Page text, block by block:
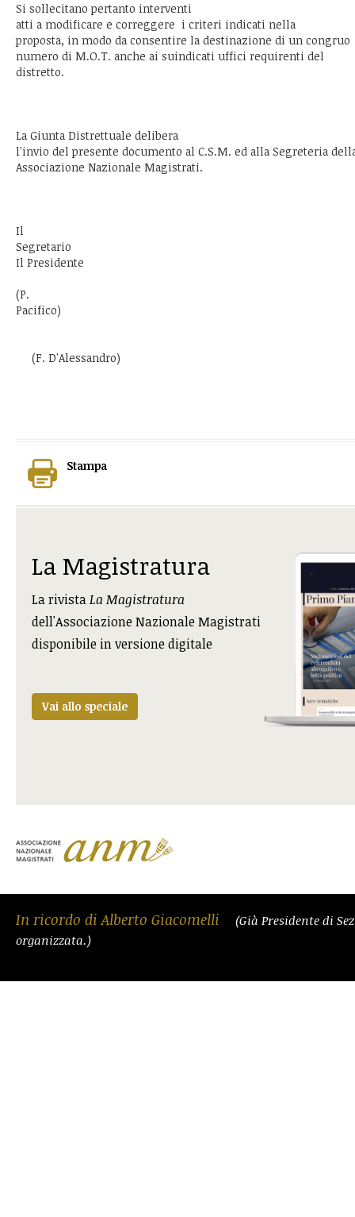
Si sollecitano pertanto interventi
atti a modificare e correggere i criteri indicati nella
proposta, in modo da consentire la destinazione di un congruo
numero di M.O.T. anche ai suindicati uffici requirenti del
distretto.
La Giunta Distrettuale delibera
l'invio del presente documento al C.S.M. ed alla Segreteria
Associazione Nazionale Magistrati.
Il
Segretario
Il Presidente
(P.
Pacifico)
(F. D'Alessandro)
Stampa
La Magistratura
La rivistaLa Magistratura
dell'Associazione Nazionale Magistrati
disponibile in versione digitale
Vai allo speciale
In ricordo di Alberto Giacomelli
(Già Presidente di
organizzata.)